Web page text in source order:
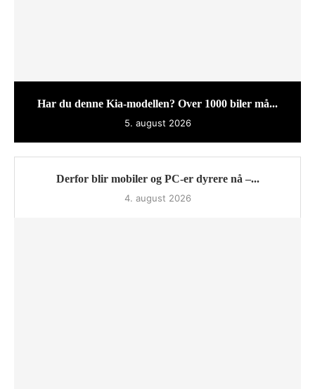
Har du denne Kia-modellen? Over 1000 biler må...
5. august 2026
Derfor blir mobiler og PC-er dyrere nå –...
4. august 2026